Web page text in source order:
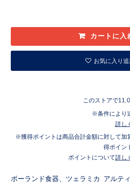
お気に入り追
このストアで
条件により
詳し
獲得ポイントは商品合計金額に対して加
得ポイン
ポイントについて詳し
ポーランド食器、ツェラミカ アルテ